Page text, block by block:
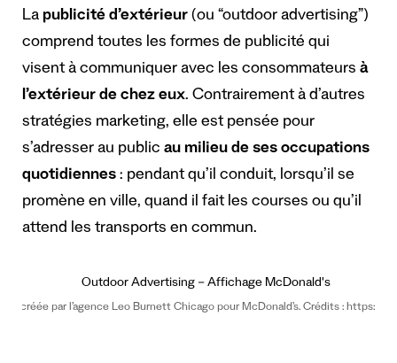
La publicité d’extérieur (ou “outdoor advertising”)
comprend toutes les formes de publicité qui
visent à communiquer avec les consommateurs à
l’extérieur de chez eux. Contrairement à d’autres
stratégies marketing, elle est pensée pour
s’adresser au public au milieu de ses occupations
quotidiennes : pendant qu’il conduit, lorsqu’il se
promène en ville, quand il fait les courses ou qu’il
attend les transports en commun.
créée par l’agence Leo Burnett Chicago pour McDonald’s. Crédits : https://